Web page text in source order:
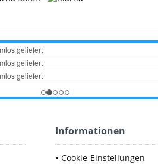
Informationen
Cookie-Einstellungen